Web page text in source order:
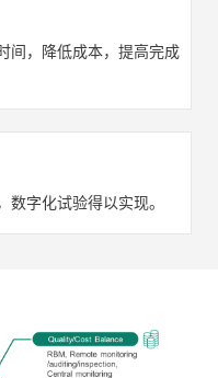
间，降低成本，提高完成
字化试验得以实现。